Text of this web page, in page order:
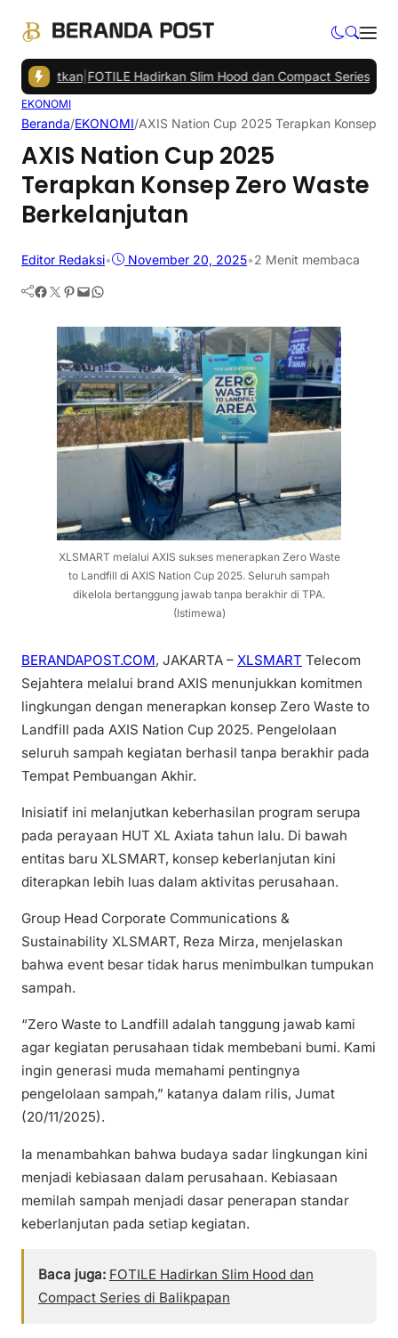
|FOTILE Hadirkan Slim Hood dan Compact Series di
EKONOMI
Beranda/EKONOMI/AXIS Nation Cup 2025 Terapkan Konsep
AXIS Nation Cup 2025
Terapkan Konsep Zero Waste
Berkelanjutan
Editor Redaksi• November 20, 2025•2 Menit membaca
Facebook Twitter Pinterest Mail WhatsApp
XLSMART melalui AXIS sukses menerapkan Zero Waste
to Landfill di AXIS Nation Cup 2025. Seluruh sampah
dikelola bertanggung jawab tanpa berakhir di TPA.
(Istimewa)
BERANDAPOST.COM, JAKARTA – XLSMART Telecom
Sejahtera melalui brand AXIS menunjukkan komitmen
lingkungan dengan menerapkan konsep Zero Waste to
Landfill pada AXIS Nation Cup 2025. Pengelolaan
seluruh sampah kegiatan berhasil tanpa berakhir pada
Tempat Pembuangan Akhir.
Inisiatif ini melanjutkan keberhasilan program serupa
pada perayaan HUT XL Axiata tahun lalu. Di bawah
entitas baru XLSMART, konsep keberlanjutan kini
diterapkan lebih luas dalam aktivitas perusahaan.
Group Head Corporate Communications &
Sustainability XLSMART, Reza Mirza, menjelaskan
bahwa event besar tidak harus menimbulkan tumpukan
sampah.
“Zero Waste to Landfill adalah tanggung jawab kami
agar kegiatan perusahaan tidak membebani bumi. Kami
ingin generasi muda memahami pentingnya
pengelolaan sampah,” katanya dalam rilis, Jumat
(20/11/2025).
Ia menambahkan bahwa budaya sadar lingkungan kini
menjadi kebiasaan dalam perusahaan. Kebiasaan
memilah sampah menjadi dasar penerapan standar
keberlanjutan pada setiap kegiatan.
Baca juga: FOTILE Hadirkan Slim Hood dan
Compact Series di Balikpapan